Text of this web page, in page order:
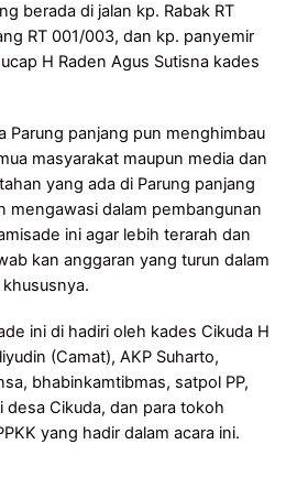
berada di jalan kp. Rabak RT
RT 001/003, dan kp. panyemir
H Raden Agus Sutisna kades
Parung panjang pun menghimbau
masyarakat maupun media dan
yang ada di Parung panjang
mengawasi dalam pembangunan
ini agar lebih terarah dan
kan anggaran yang turun dalam
khususnya.
ini di hadiri oleh kades Cikuda H
(Camat), AKP Suharto,
bhabinkamtibmas, satpol PP,
desa Cikuda, dan para tokoh
yang hadir dalam acara ini.